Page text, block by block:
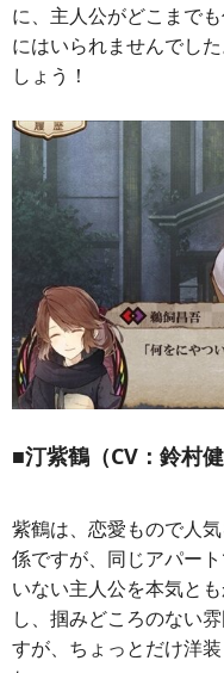
に、主人公がどこまで
にはいられませんでし
しょう！
■汀紫鶴（CV：鈴村健
紫鶴は、恋愛もので人
係ですが、同じアパー
いない主人公を本気と
し、掴みどころのない
すが、ちょっとだけ洋